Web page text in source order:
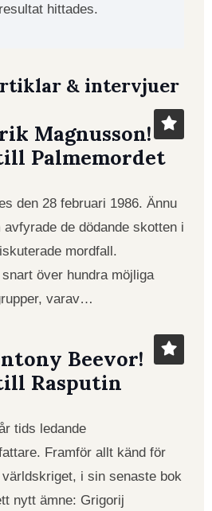
hittades.
& intervjuer
Magnusson!
Palmemordet
den 28 februari 1986. Ännu
de dödande skotten i
mordfall.
över hundra möjliga
varav…
Beevor!
Rasputin
tids ledande
Framför allt känd för
i sin senaste bok
nytt ämne: Grigorij